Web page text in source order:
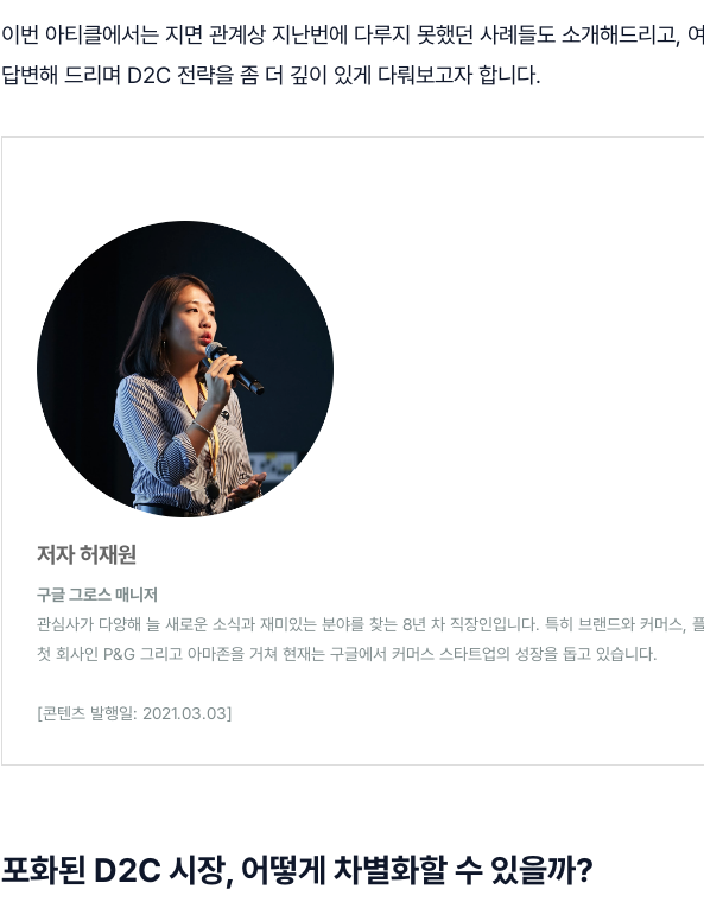
이번 아티클에서는 지면 관계상 지난번에 다루지 못했던 사례들도 소개해드리고,
답변해 드리며 D2C 전략을 좀 더 깊이 있게 다뤄보고자 합니다.
저자 허재원
구글 그로스 매니저
관심사가 다양해 늘 새로운 소식과 재미있는 분야를 찾는 8년 차 직장인입니다. 특히 브랜드와 커머스,
첫 회사인 P&G 그리고 아마존을 거쳐 현재는 구글에서 커머스 스타트업의 성장을 돕고 있습니다.
[콘텐츠 발행일: 2021.03.03]
포화된 D2C 시장, 어떻게 차별화할 수 있을까?